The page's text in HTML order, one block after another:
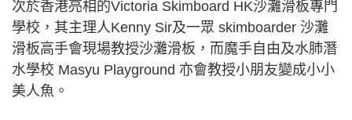
次於香港亮相的Victoria Skimboard HK沙灘滑板專門
學校，其主理人Kenny Sir及一眾 skimboarder 沙灘
滑板高手會現場教授沙灘滑板，而魔手自由及水肺潛
水學校 Masyu Playground 亦會教授小朋友變成小小
美人魚。